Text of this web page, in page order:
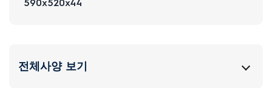
590x520x44
전체사양 보기